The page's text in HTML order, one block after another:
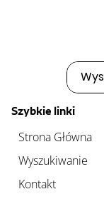
Szybkie linki
Strona Główna
Wyszukiwanie
Kontakt